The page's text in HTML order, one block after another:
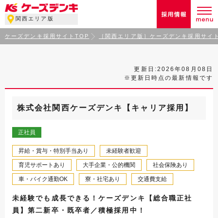
関西エリア版
ケーズデンキ採用サイトTOP ［関西エリア版］ケーズデンキ採用サイ
更新日:2026年08月08日
※更新日時点の最新情報です
株式会社関西ケーズデンキ【キャリア採用】
正社員
昇給・賞与・特別手当あり 未経験者歓迎
育児サポートあり 大手企業・公的機関 社会保険あり
車・バイク通勤OK 寮・社宅あり 交通費支給
未経験でも成長できる！ケーズデンキ【総合職正社
員】第二新卒・既卒者／積極採用中！